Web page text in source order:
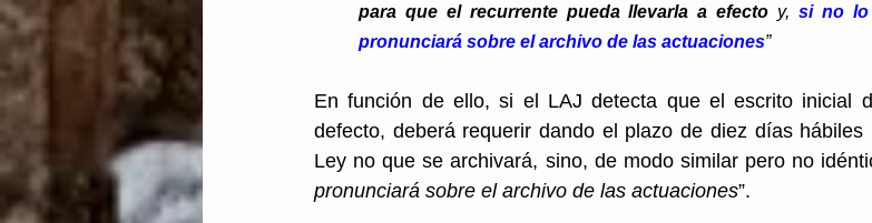
para que el recurrente pueda llevarla a efecto y, si no lo
pronunciará sobre el archivo de las actuaciones”
En función de ello, si el LAJ detecta que el escrito inicial
defecto, deberá requerir dando el plazo de diez días
Ley no que se archivará, sino, de modo similar pero no
pronunciará sobre el archivo de las actuaciones”.